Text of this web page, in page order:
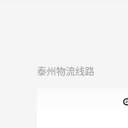
泰州物流线路